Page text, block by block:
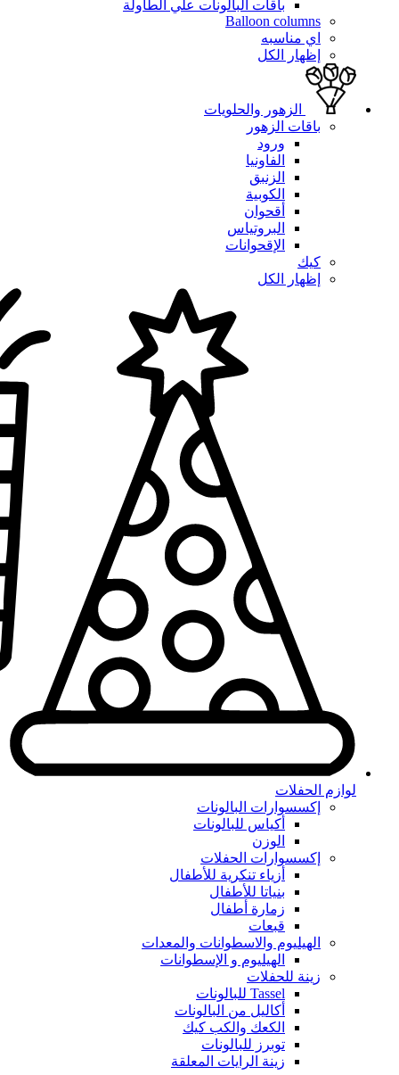
باقات البالونات علي الطاولة
Balloon columns
اي مناسبه
إظهار الكل
الزهور والحلويات
باقات الزهور
ورود
الفاونيا
الزنبق
الكوبية
أقحوان
البروتياس
الإقحوانات
كيك
إظهار الكل
لوازم الحفلات
إكسسوارات البالونات
أكياس للبالونات
الوزن
إكسسوارات الحفلات
أزياء تنكرية للأطفال
بنياتا للأطفال
زمارة أطفال
قبعات
الهيليوم والاسطوانات والمعدات
الهيليوم و الإسطوانات
زينة للحفلات
Tassel للبالونات
أكاليل من البالونات
الكعك والكب كيك
توبرز للبالونات
زينة الرايات المعلقة